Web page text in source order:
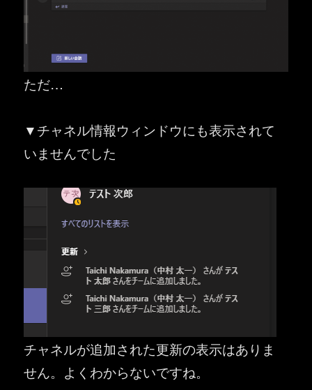
ただ…
▼チャネル情報ウィンドウにも表示されて
いませんでした
チャネルが追加された更新の表示はありま
せん。よくわからないですね。